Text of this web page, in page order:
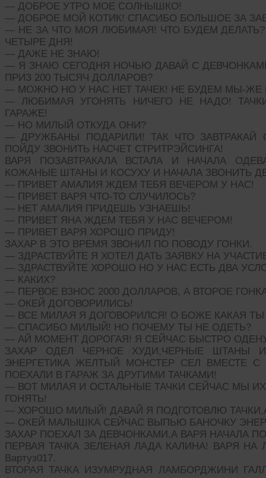
— ДОБРОЕ УТРО МОЕ СОЛНЫШКО!
— ДОБРОЕ МОЙ КОТИК! СПАСИБО БОЛЬШОЕ ЗА
— НЕ ЗА ЧТО МОЯ ЛЮБИМАЯ! ЧТО БУДЕМ
ЧЕТЫРЕ ДНЯ!
— ДАЖЕ НЕ ЗНАЮ!
— Я ЗНАЮ СЕГОДНЯ НОЧЬЮ ДАВАЙ С
ПРИЗ 200 ТЫСЯЧ ДОЛЛАРОВ?
— МОЖНО НО У НАС НЕТ ТАЧЕК! НЕ БУДЕМ МЫ-ЖЕ
— ЛЮБИМАЯ УГОНЯТЬ НИЧЕГО НЕ НАДО!
ГАРАЖЕ!
— НО МИЛЫЙ ОТКУДА ОНИ?
— ДРУЖБАНЫ ПОДАРИЛИ! ТАК ЧТО
ПОЙДУ ЗВОНИТЬ НАСЧЕТ СТРИТРЭЙСИНГА!
ВАРЯ ПОЗАВТРАКАЛА ВСТАЛА И НАЧАЛА
КОЖАНЫЕ ШТАНЫ И КОСУХУ И НАЧАЛА ЗВОНИТЬ
— ПРИВЕТ АМАЛИЯ ЖДЕМ ТЕБЯ ВЕЧЕРОМ У НАС!
— ПРИВЕТ ВАРЯ ЧТО-ТО СЛУЧИЛОСЬ?
— НЕТ АМАЛИЯ ПРИДЕШЬ УЗНАЕШЬ!
— ПРИВЕТ ЯНА ЖДЕМ ТЕБЯ У НАС ВЕЧЕРОМ!
— ПРИВЕТ ВАРЯ ХОРОШО ПРИДУ!
ЗАХАР В ЭТО ВРЕМЯ ЗВОНИЛ ПО ПОВОДУ ГОНКИ.
— ЗДРАСТВУЙТЕ Я ХОТЕЛ ДАТЬ ЗАЯВКУ НА
— ЗДРАСТВУЙТЕ ХОРОШО НО У НАС ЕСТЬ ДВА
— КАКИХ?
— ПЕРВОЕ ВЗНОС 2000 ДОЛЛАРОВ, А ВТОРОЕ
— ОКЕЙ ДОГОВОРИЛИСЬ!
— ВСЕ МИЛАЯ Я ДОГОВОРИЛСЯ! О БОЖЕ КАКАЯ ТЫ
— СПАСИБО МИЛЫЙ! НО ПОЧЕМУ ТЫ НЕ ОДЕТЬ?
— АЙ МОМЕНТ ДОРОГАЯ! Я СЕЙЧАС БЫСТРО
ЗАХАР ОДЕЛ ЧЕРНОЕ ХУДИ,ЧЕРНЫЕ ШТАНЫ
ЭНЕРГЕТИКА ЖЕЛТЫЙ МОНСТЕР СЕЛ ВМЕСТЕ С
ПОЕХАЛИ В ГАРАЖ ЗА ДРУГИМИ ТАЧКАМИ!
— ВОТ МИЛАЯ И ОСТАЛЬНЫЕ ТАЧКИ СЕЙЧАС МЫ
ГОНЯТЬ!
— ХОРОШО МИЛЫЙ! ДАВАЙ Я ПОДГОТОВЛЮ
— ОКЕЙ МАЛЫШКА СЕЙЧАС ВЫПЬЮ БАНОЧКУ
ЗАХАР ПОЕХАЛ ЗА ДЕВЧОНКАМИ,А ВАРЯ НАЧАЛА
ПЕРВАЯ ТАЧКА ЗЕЛЕНАЯ ЛАДА КАЛИНА! ВАРЯ
Вартуз017.
ВТОРАЯ ТАЧКА ИЗУМРУДНАЯ ЛАМБОРДЖИНИ